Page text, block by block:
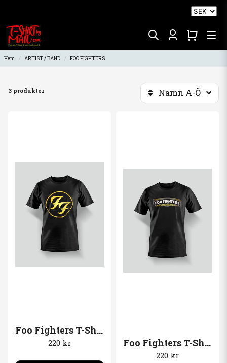
Hem ARTIST / BAND FOO FIGHTERS
3 produkter Namn A-Ö
Foo Fighters T-Shirt logo
220 kr Foo Fighters T-Shirt logo
220 kr